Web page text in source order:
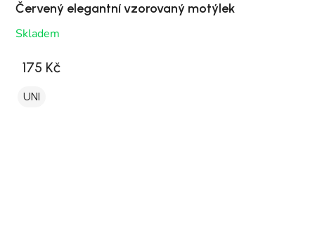
Červený elegantní vzorovaný motýlek
Skladem
175 Kč
UNI